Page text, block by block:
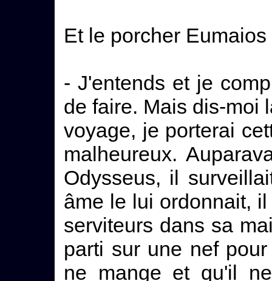
Et le porcher
- J'entends et je
de faire. Mais dis-moi
voyage, je porterai
malheureux.
Odysseus, il
âme le lui ordonnait,
serviteurs dans sa
parti sur une nef
ne mange et qu'il